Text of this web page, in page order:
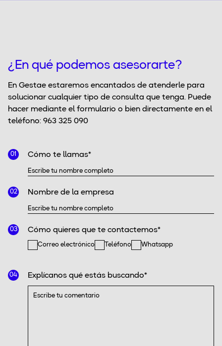
¿En qué podemos asesorarte?
En Gestae estaremos encantados de atenderle para
solucionar cualquier tipo de consulta que tenga. Puede
hacer mediante el formulario o bien directamente en el
teléfono: 963 325 090
01 Cómo te llamas*
02 Nombre de la empresa
03 Cómo quieres que te contactemos*
Correo electrónico Teléfono Whatsapp
04 Explícanos qué estás buscando*